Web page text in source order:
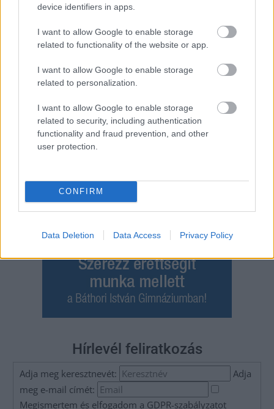
device identifiers in apps.
I want to allow Google to enable storage
related to functionality of the website or app.
I want to allow Google to enable storage
related to personalization.
I want to allow Google to enable storage
related to security, including authentication
functionality and fraud prevention, and other
user protection.
CONFIRM
Data Deletion Data Access Privacy Policy
Horváth Zsolt
Györfi Mihály több tucat vállalkozással egyeztetett
a kerékpárgyár dolgozóinak megsegítéséről
azoknak a munkavállalóknak, akik a tószegi kerékpárgyár
bezárása...
Hírlevél feliratkozás
Adja meg keresztnevét:
Adja
meg e-mail címét:
Megismertem és elfogadom a GDPR-szabályzatot